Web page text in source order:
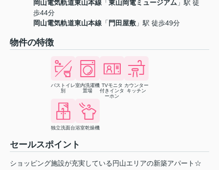
岡山電気軌道東山本線 「東山岡電ミュージアム 」駅 徒
歩44分
岡山電気軌道東山本線 「 門田屋敷 」駅 徒歩49分
物件の特徴
バストイレ
別
室内洗濯機
置場
TVモニタ
付きインタ
ーホン
カウンター
キッチン
独立洗面台浴室乾燥機
セールスポイント
ショッピング施設が充実している円山エリアの新築アパート☆